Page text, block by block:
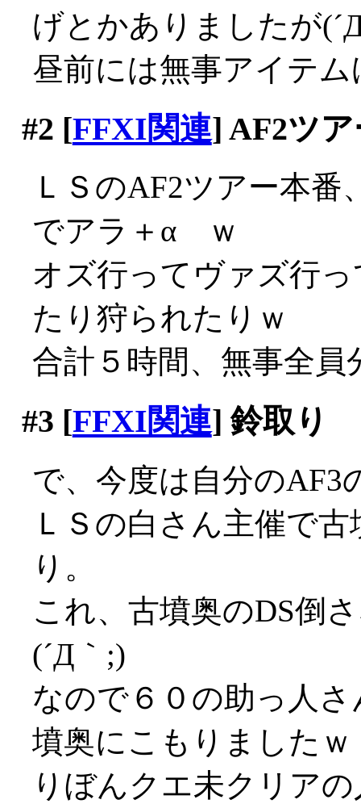
げとかありましたが
昼前には無事アイテ
#2 [FFXI関連] AF2ツア
ＬＳのAF2ツアー本
でアラ＋α ｗ
オズ行ってヴァズ行
たり狩られたりｗ
合計５時間、無事全
#3 [FFXI関連] 鈴取り
で、今度は自分のAF3
ＬＳの白さん主催で
り。
これ、古墳奥のDS倒
(´Д｀;)
なので６０の助っ人
墳奥にこもりましたｗ
りぼんクエ未クリア